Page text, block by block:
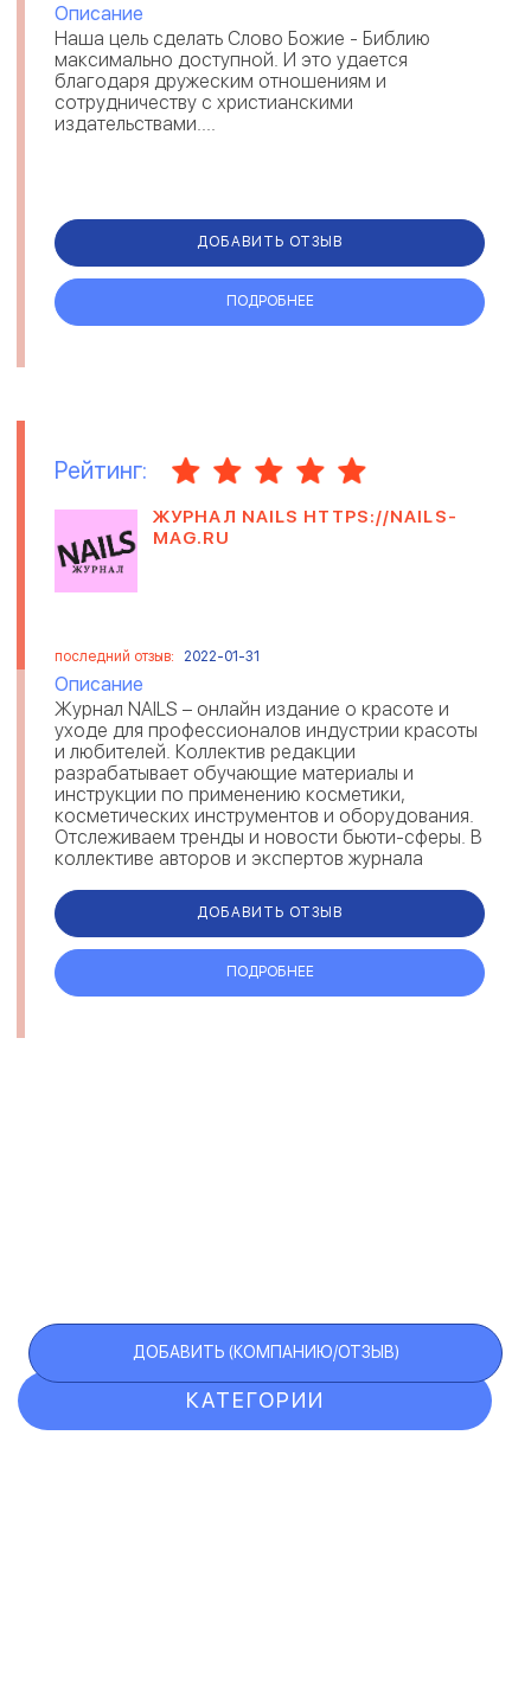
Описание
Наша цель сделать Слово Божие - Библию
максимально доступной. И это удается
благодаря дружеским отношениям и
сотрудничеству с христианскими
издательствами....
ДОБАВИТЬ ОТЗЫВ
ПОДРОБНЕЕ
Рейтинг:
ЖУРНАЛ NAILS HTTPS://NAILS-
MAG.RU
последний отзыв: 2022-01-31
Описание
Журнал NAILS – онлайн издание о красоте и
уходе для профессионалов индустрии красоты
и любителей. Коллектив редакции
разрабатывает обучающие материалы и
инструкции по применению косметики,
косметических инструментов и оборудования.
Отслеживаем тренды и новости бьюти-сферы. В
коллективе авторов и экспертов журнала
уходу за в...
ДОБАВИТЬ ОТЗЫВ
ПОДРОБНЕЕ
КАТЕГОРИИ
ДОБАВИТЬ (КОМПАНИЮ/ОТЗЫВ)